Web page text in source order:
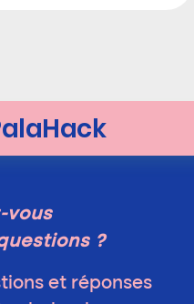
vous
?
et réponses